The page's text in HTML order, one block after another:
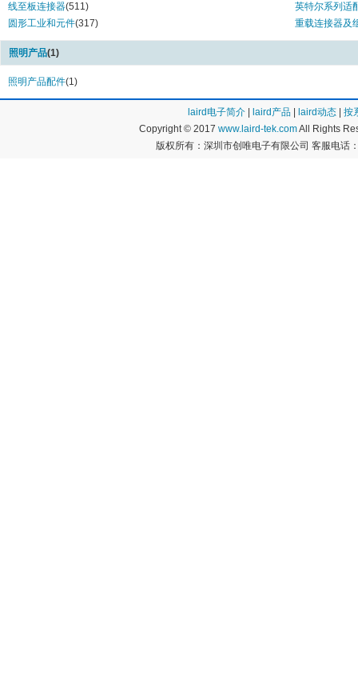
线至板连接器(511)
英特尔系列适
圆形工业和元件(317) 重载连接器及
照明产品(1)
照明产品配件(1)
laird电子简介 laird产品 laird动态
按
Copyright © 2017 www.laird-tek.comAll Rights
版权所有：深圳市创唯电子有限公司 客服电话